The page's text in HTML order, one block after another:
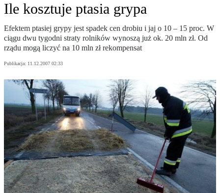
Ile kosztuje ptasia grypa
Efektem ptasiej grypy jest spadek cen drobiu i jaj o 10 – 15 proc. W
ciągu dwu tygodni straty rolników wynoszą już ok. 20 mln zł. Od
rządu mogą liczyć na 10 mln zł rekompensat
Publikacja: 11.12.2007 02:33